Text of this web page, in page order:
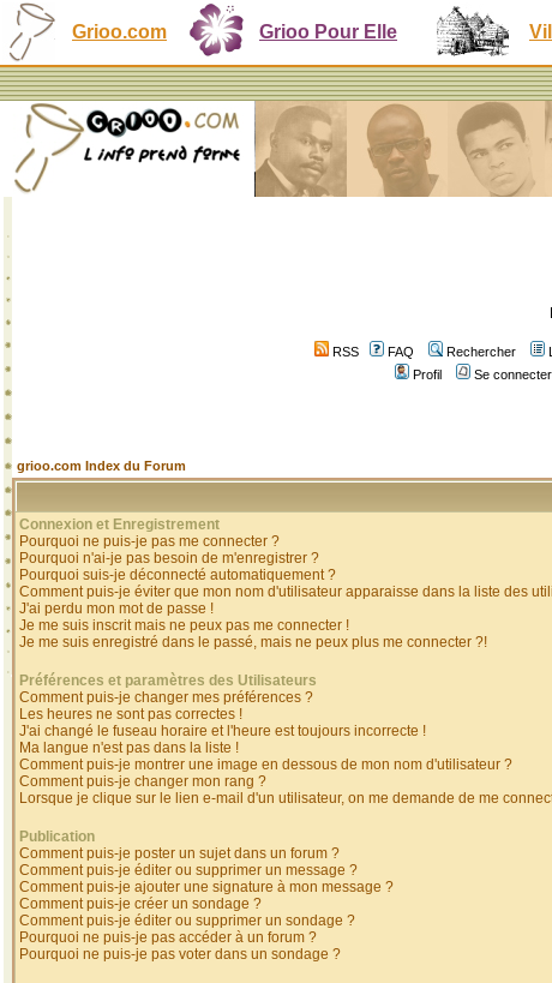
Grioo.com Grioo Pour Elle
RSS FAQ Rechercher
Profil
Se
grioo.com Index du Forum
Connexion et Enregistrement
Pourquoi ne puis-je pas me connecter ?
Pourquoi n'ai-je pas besoin de m'enregistrer ?
Pourquoi suis-je déconnecté automatiquement ?
Comment puis-je éviter que mon nom d'utilisateur apparaisse dans la liste des
J'ai perdu mon mot de passe !
Je me suis inscrit mais ne peux pas me connecter !
Je me suis enregistré dans le passé, mais ne peux plus me connecter ?!
Préférences et paramètres des Utilisateurs
Comment puis-je changer mes préférences ?
Les heures ne sont pas correctes !
J'ai changé le fuseau horaire et l'heure est toujours incorrecte !
Ma langue n'est pas dans la liste !
Comment puis-je montrer une image en dessous de mon nom d'utilisateur ?
Comment puis-je changer mon rang ?
Lorsque je clique sur le lien e-mail d'un utilisateur, on me demande de me
Publication
Comment puis-je poster un sujet dans un forum ?
Comment puis-je éditer ou supprimer un message ?
Comment puis-je ajouter une signature à mon message ?
Comment puis-je créer un sondage ?
Comment puis-je éditer ou supprimer un sondage ?
Pourquoi ne puis-je pas accéder à un forum ?
Pourquoi ne puis-je pas voter dans un sondage ?